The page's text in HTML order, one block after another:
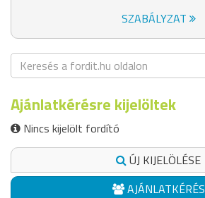
SZABÁLYZAT
Ajánlatkérésre kijelöltek
Nincs kijelölt fordító
ÚJ KIJELÖLÉSE
AJÁNLATKÉRÉS